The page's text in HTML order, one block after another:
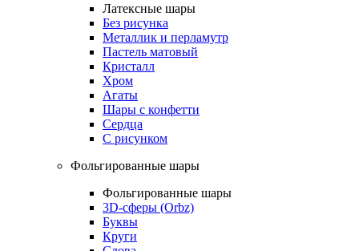
Латексные шары
Без рисунка
Металлик и перламутр
Пастель матовый
Кристалл
Хром
Агаты
Шары с конфетти
Сердца
С рисунком
Фольгированные шары
Фольгированные шары
3D-сферы (Orbz)
Буквы
Круги